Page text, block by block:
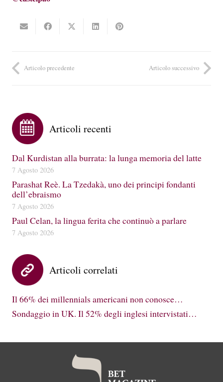
Articolo precedente Articolo successivo
Articoli recenti
Dal Kurdistan alla burrata: la lunga memoria del latte
7 Agosto 2026
Parashat Reè. La Tzedakà, uno dei principi fondanti
dell’ebraismo
7 Agosto 2026
Paul Celan, la lingua ferita che continuò a parlare
7 Agosto 2026
Articoli correlati
Il 66% dei millennials americani non conosce…
Sondaggio in UK. Il 52% degli inglesi intervistati…